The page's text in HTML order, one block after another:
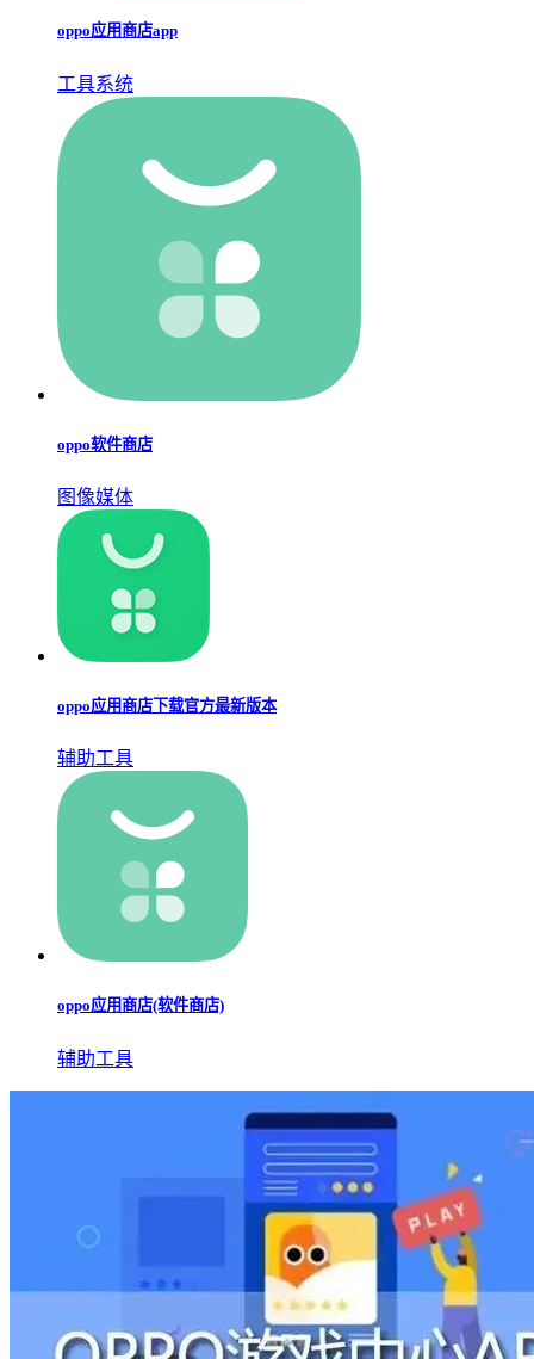
oppo应用商店app
工具系统
oppo软件商店
图像媒体
oppo应用商店下载官方最新版本
辅助工具
oppo应用商店(软件商店)
辅助工具